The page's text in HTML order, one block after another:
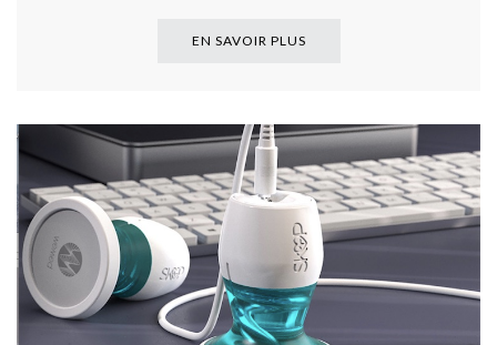
EN SAVOIR PLUS